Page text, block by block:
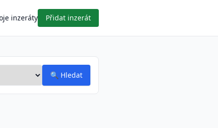
inzeráty Přidat inzerát
🔍 Hledat